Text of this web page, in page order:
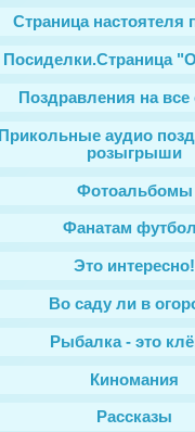
Cтраница настоятеля
Посиделки.Страница
Поздравления на все
Прикольные аудио
розыгрыши
Фотоальбомы
Фанатам
Это интересно!
Во саду ли в
Рыбалка - это
Киномания
Рассказы